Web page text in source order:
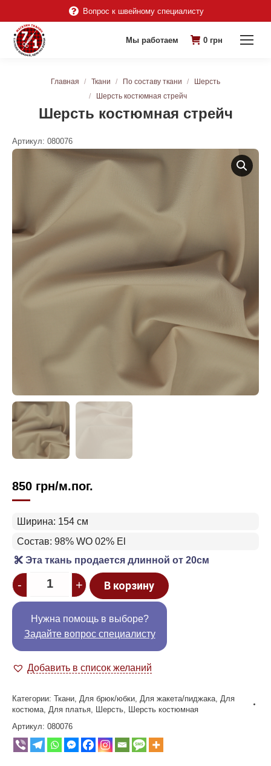
Вопрос к швейному специалисту
Мы работаем 0 грн
Шерсть костюмная стрейч
Вы здесь:Главная Ткани По составу ткани
Шерсть
Шерсть костюмная стрейч
Артикул: 080076
850 грн/м.пог.
Ширина: 154 см
Состав: 98% WO 02% El
Эта ткань продается длинной от 20см
Quantity
- + В корзину
Нужна помощь в выборе?
Задайте вопрос специалисту
Добавить в список желаний
Категории: Ткани Для брюк/юбки Для жакета/пиджака Для
костюма Для платья Шерсть Шерсть костюмная
Артикул: 080076